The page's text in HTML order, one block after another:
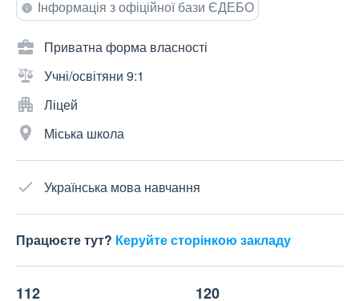
Інформація з офіційної бази ЄДЕБО
Приватна форма власності
Учні/освітяни 9:1
Ліцей
Міська школа
Українська мова навчання
Працюєте тут? Керуйте сторінкою закладу
112 120